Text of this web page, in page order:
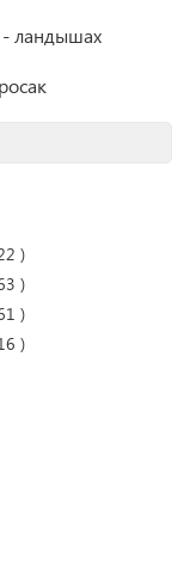
- ландышах
)
)
)
)